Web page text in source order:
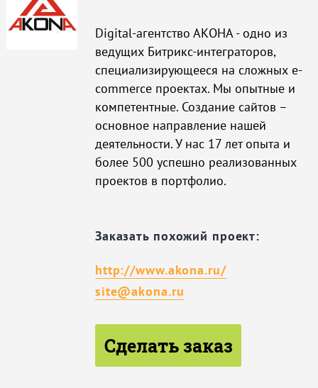
Digital-агентство АКОНА - одно из
ведущих Битрикс-интеграторов,
специализирующееся на сложных e-
commerce проектах. Мы опытные и
компетентные. Создание сайтов –
основное направление нашей
деятельности. У нас 17 лет опыта и
более 500 успешно реализованных
проектов в портфолио.
Заказать похожий проект:
http://www.akona.ru/
site@akona.ru
Сделать заказ